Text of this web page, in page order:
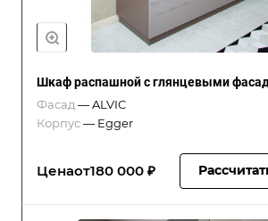
Шкаф распашной с глянцевыми
Фасад —ALVIC
Корпус— Egger
Ценаот180 000 ₽